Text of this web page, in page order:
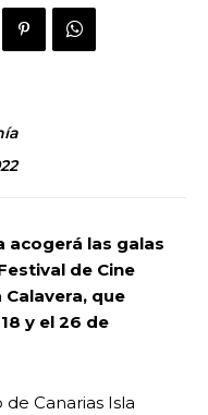
acogerá las galas
de Cine
que
y el 26 de
Canarias Isla